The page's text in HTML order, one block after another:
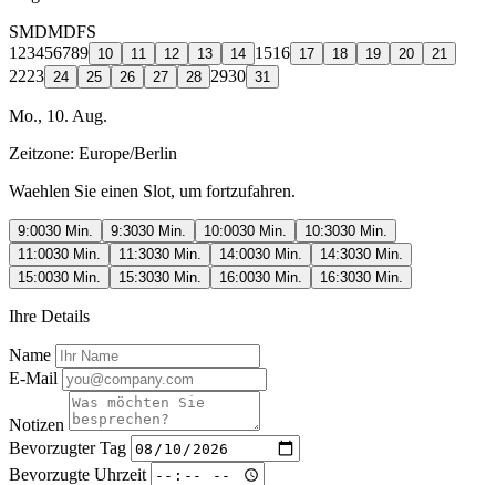
SMDMDFS
1 23456789 10 11 12 13 14 1516 17 18 19 20 21
2223 24 25 26 27 28 2930 31
Mo., 10. Aug.
Zeitzone: Europe/Berlin
Waehlen Sie einen Slot, um fortzufahren.
9:0030 Min. 9:3030 Min. 10:0030 Min. 10:3030 Min.
11:0030 Min. 11:3030 Min. 14:0030 Min. 14:3030 Min.
15:0030 Min. 15:3030 Min. 16:0030 Min. 16:3030 Min.
Ihre Details
Name
E-Mail
Notizen
Bevorzugter Tag
Bevorzugte Uhrzeit